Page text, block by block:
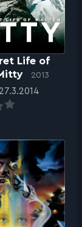
Life of
2013